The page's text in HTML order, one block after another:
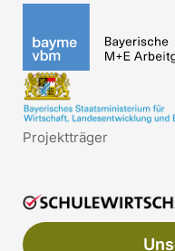
Projektträger